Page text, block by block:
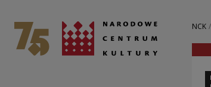
Rozmowa,
National Centre for Culture Poland NCK